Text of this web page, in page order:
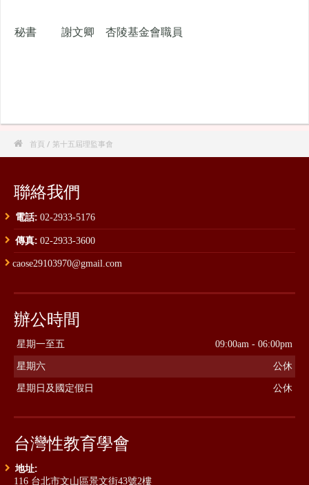
秘書 謝文卿 杏陵基金會職員
 首頁 / 第十五屆理監事會
聯絡我們
電話: 02-2933-5176
傳真: 02-2933-3600
caose29103970@gmail.com
辦公時間
星期一至五 09:00am - 06:00pm
星期六 公休
星期日及國定假日 公休
台灣性教育學會
地址:
116 台北市文山區景文街43號2樓